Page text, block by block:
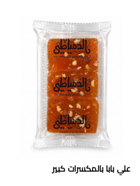
علي بابا بالمكسرات كبير